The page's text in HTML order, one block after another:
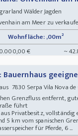
Wälder Jagden
am Meer zu
Wohnfläche: ,00m²
€ ~
Bauernhaus
7830 Serpa Vila Nova
Grenzfluss entfernt,
führt
Privatbesitz,
5 km vom spanischen
für Pferde, 6 ...